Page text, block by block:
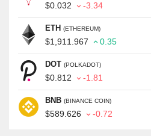
$0.032 -3.34
ETH (ETHEREUM)
$1,911.967 0.35
DOT (POLKADOT)
$0.812 -1.81
BNB (BINANCE COIN)
$589.626 -0.72